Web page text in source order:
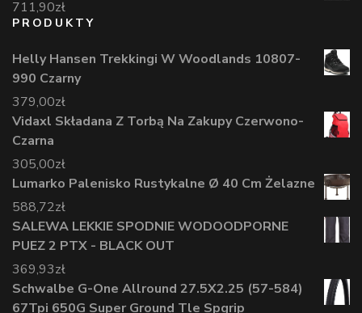
711,90zł
PRODUKTY
Helly Hansen Trekkingi W Woodlands 10807-
990 Czarny
379,00zł
Vidaxl Składana Z Torbą Na Zakupy Czerwono-
Czarna
305,00zł
Lumarko Palenisko Rustykalne Ø 40 Cm Żelazne
588,72zł
SALEWA LEKKIE SPODNIE WODOODPORNE
PUEZ 2 PTX - BLACK OUT
369,93zł
Schwalbe G-One Allround 27.5X2.25 (57-584)
67Tpi 650G Super Ground Tle Spgrip